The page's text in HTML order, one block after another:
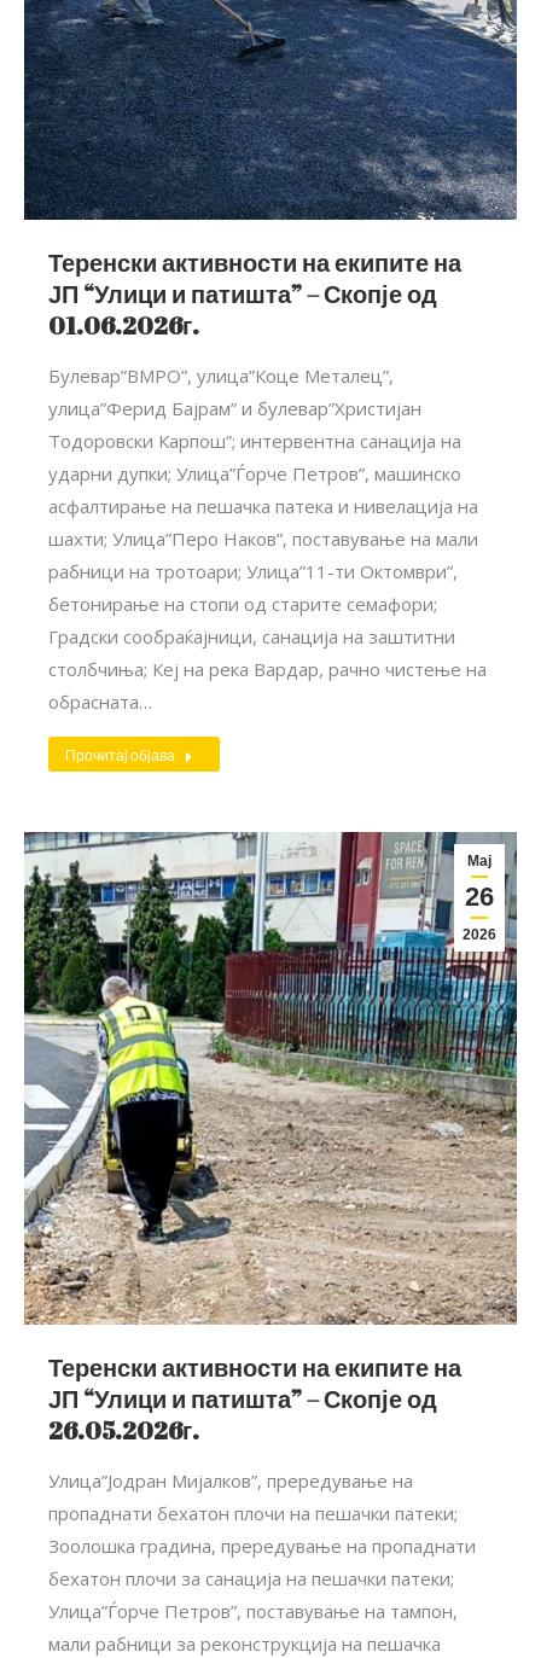
Теренски активности на екипите на
ЈП “Улици и патишта” – Скопје од
01.06.2026г.
Булевар”ВМРО”, улица”Коце Металец”,
улица”Ферид Бајрам” и булевар”Христијан
Тодоровски Карпош”; интервентна санација на
ударни дупки; Улица”Ѓорче Петров”, машинско
асфалтирање на пешачка патека и нивелација на
шахти; Улица”Перо Наков”, поставување на мали
рабници на тротоари; Улица”11-ти Октомври”,
бетонирање на стопи од старите семафори;
Градски сообраќајници, санација на заштитни
столбчиња; Кеј на река Вардар, рачно чистење на
обрасната…
Прочитај објава
Мај
26
2026
Теренски активности на екипите на
ЈП “Улици и патишта” – Скопје од
26.05.2026г.
Улица”Јодран Мијалков”, прередување на
пропаднати бехатон плочи на пешачки патеки;
Зоолошка градина, прередување на пропаднати
бехатон плочи за санација на пешачки патеки;
Улица”Ѓорче Петров”, поставување на тампон,
мали рабници за реконструкција на пешачка